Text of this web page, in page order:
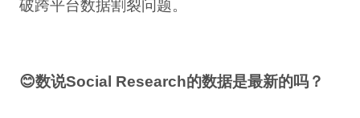
破跨平台数据割裂问题。
😊数说Social Research的数据是最新的吗？